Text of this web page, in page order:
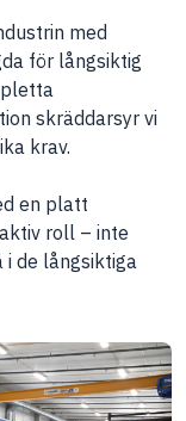
med
för långsiktig
skräddarsyr vi
krav.
en platt
roll – inte
i de långsiktiga